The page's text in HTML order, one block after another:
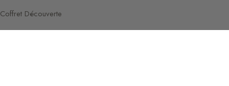
Coffret Découverte